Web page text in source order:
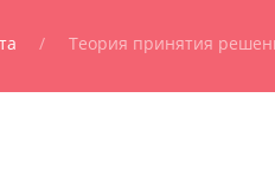
Теория принятия